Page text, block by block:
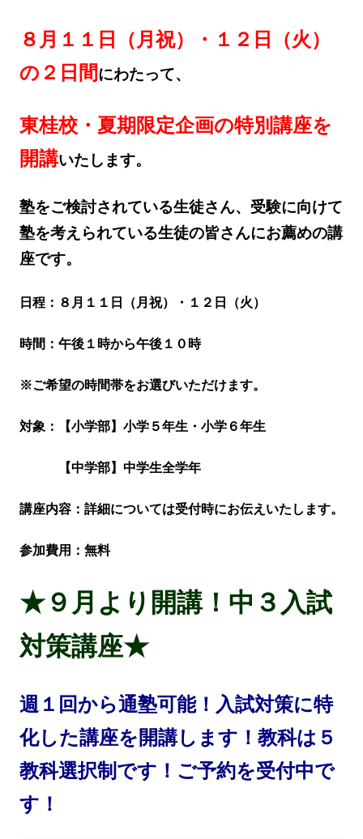
８月１１日（月祝）・１２日（火）
の２日間にわたって、
東桂校・夏期限定企画の特別講座を
開講いたします。
塾をご検討されている生徒さん、受験に向けて
塾を考えられている生徒の皆さんにお薦めの講
座です。
日程：８月１１日（月祝）・１２日（火）
時間：午後１時から午後１０時
※ご希望の時間帯をお選びいただけます。
対象：【小学部】小学５年生・小学６年生
【中学部】中学生全学年
講座内容：詳細については受付時にお伝えいたします。
参加費用：無料
★９月より開講！中３入試
対策講座★
週１回から通塾可能！入試対策に特
化した講座を開講します！ 教科は５
教科選択制です！ご予約を受付中で
す！